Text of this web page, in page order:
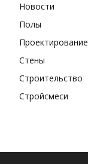
Новости
Полы
Проектирование
Стены
Строительство
Стройсмеси